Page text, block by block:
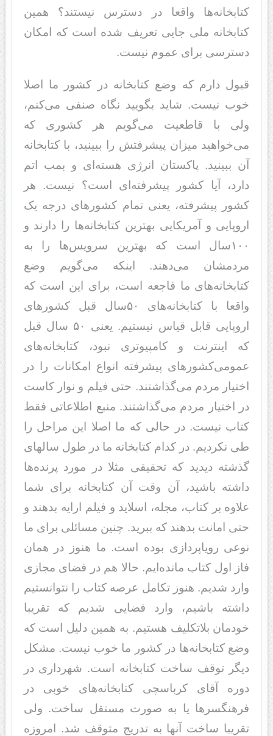
کتابخانه‌ها واقعا در دسترس نیستند؟ همین
کتابخانه ملی جایی تعریف شده است که امکان
دسترسی برای عموم نیست.
قبول دارم که وضع کتابخانه در کشور ما اصلا
خوب نیست. شاید بگویید نگاه صنفی می‌کنم،
ولی با قاطعیت می‌گویم هر کشوری که
می‌خواهید میزان پیشرفتش را ببینید، با کتابخانه
آن ببینید. پاکستان انرژی هسته‌ای و بمب اتم
دارد، آیا کشور پیشرفته‌ای است؟ نیست. هر
کشور پیشرفته، یعنی تمام کشورهای درجه یک
اروپایی و آمریکایی بهترین کتابخانه‌ها را دارند و
۱۰۰سال است که بهترین سرویس‌ها را به
مردمشان می‌دهند. اینکه می‌گویم وضع
کتابخانه‌های ما فاجعه است، برای این است که
واقعا با کتابخانه‌های ۵۰سال قبل کشورهای
اروپایی قابل قیاس نیستیم. یعنی ۵۰ سال قبل
که اینترنت و کامپیوتری نبود، کتابخانه‌های
عمومی‌کشورهای پیشرفته انواع امکانات را در
اختیار مردم می‌گذاشتند. حتی فیلم و نوار کاست
در اختیار مردم می‌گذاشتند. منبع اطلاعاتی فقط
کتاب نیست. در حالی که ما اصلا این مراحل را
طی نکردیم. در کدام کتابخانه ما در طول سالهای
گذشته دیدید که تحقیقی مثلا در مورد پرنده‌ها
داشته باشید، آن وقت آن کتابخانه برای شما
علاوه بر کتاب، مجله، اسلاید و فیلم ارایه بدهند و
حتی امانت بدهند که ببرید. چنین مسائلی برای ما
نوعی رویاپردازی بوده است. ما هنوز در همان
فاز اول کتاب مانده‌ایم. حالا هم در فضای مجازی
وارد شدیم. هنوز تکامل عرصه کتاب را نتوانستیم
داشته باشیم، وارد فضایی شدیم که تقریبا
خودمان بلاتکلیف هستیم. به همین دلیل است که
وضع کتابخانه‌ها در کشور ما خوب نیست. مشکل
دیگر توقف ساخت کتابخانه است. شهرداری در
دوره آقای کرباسچی کتابخانه‌های خوبی در
فرهنگسرها یا به صورت مستقل ساخت. ولی
تقریبا ساخت آنها به تدریج متوقف شد. امروزه